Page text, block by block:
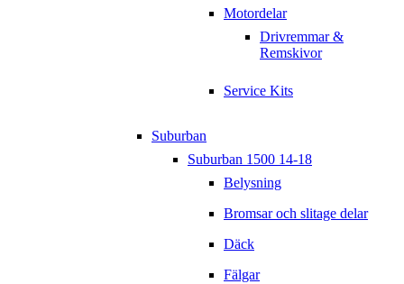
Motordelar
Drivremmar &
Remskivor
Service Kits
Suburban
Suburban 1500 14-18
Belysning
Bromsar och slitage delar
Däck
Fälgar